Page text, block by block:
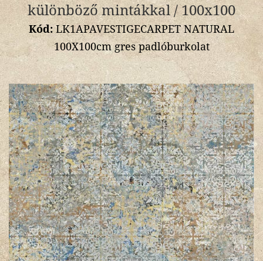
különböző mintákkal / 100x100
Kód:LK1APAVESTIGECARPET NATURAL
100X100cm gres padlóburkolat